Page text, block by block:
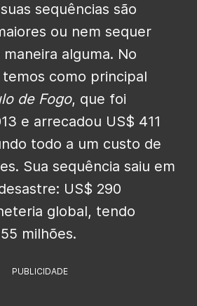
sequências são
ou nem sequer
alguma. No
como principal
de Fogo, que foi
e arrecadou US$ 411
todo a um custo de
Sua sequência saiu em
US$ 290
global, tendo
milhões.
PUBLICIDADE